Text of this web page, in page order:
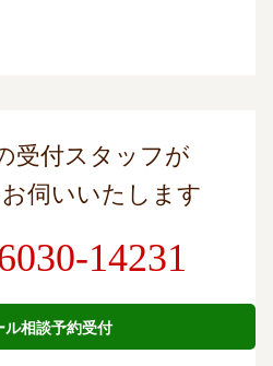
受付スタッフが
伺いいたします
14231
ル相談予約受付